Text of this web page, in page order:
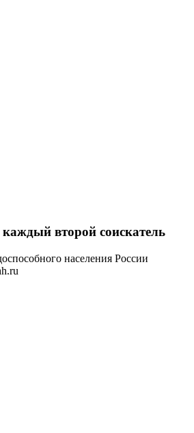
второй соискатель
населения России